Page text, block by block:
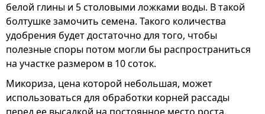
белой глины и 5 столовыми ложками воды. В такой
болтушке замочить семена. Такого количества
удобрения будет достаточно для того, чтобы
полезные споры потом могли бы распространиться
на участке размером в 10 соток.
Микориза, цена которой небольшая, может
использоваться для обработки корней рассады